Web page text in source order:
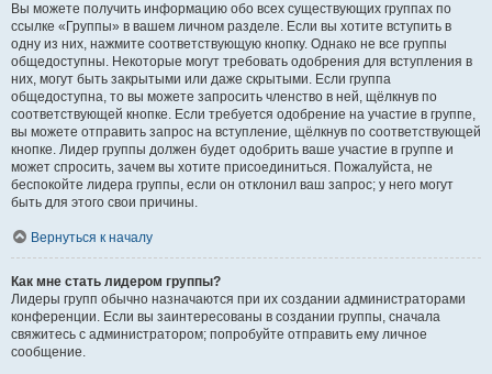
Вы можете получить информацию обо всех существующих группах по
ссылке «Группы» в вашем личном разделе. Если вы хотите вступить в
одну из них, нажмите соответствующую кнопку. Однако не все группы
общедоступны. Некоторые могут требовать одобрения для вступления в
них, могут быть закрытыми или даже скрытыми. Если группа
общедоступна, то вы можете запросить членство в ней, щёлкнув по
соответствующей кнопке. Если требуется одобрение на участие в группе,
вы можете отправить запрос на вступление, щёлкнув по соответствующей
кнопке. Лидер группы должен будет одобрить ваше участие в группе и
может спросить, зачем вы хотите присоединиться. Пожалуйста, не
беспокойте лидера группы, если он отклонил ваш запрос; у него могут
быть для этого свои причины.
Вернуться к началу
Как мне стать лидером группы?
Лидеры групп обычно назначаются при их создании администраторами
конференции. Если вы заинтересованы в создании группы, сначала
свяжитесь с администратором; попробуйте отправить ему личное
сообщение.